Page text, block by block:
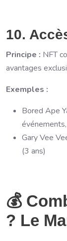
10.
Principe : NFT
avantages
Exemples :
Bored Ape
Gary Vee
(3 ans)
💰
? Le